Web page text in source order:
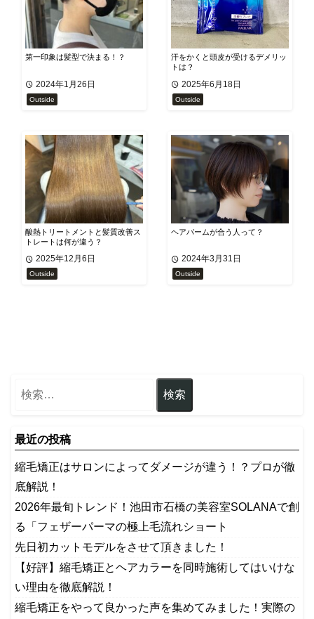
第一印象は髪型で決まる！？
2024年1月26日
Outside
汗をかくと頭皮が受けるデメリッ
トは？
2025年6月18日
Outside
酸熱トリートメントと髪質改善ス
トレートは何が違う？
2025年12月6日
Outside
ヘアバームが合う人って？
2024年3月31日
Outside
最近の投稿
縮毛矯正はサロンによってダメージが違う！？プロが徹
底解説！
2026年最旬トレンド！池田市石橋の美容室SOLANAで創
る「フェザーパーマの極上毛流れショート
先日初カットモデルをさせて頂きました！
【好評】縮毛矯正とヘアカラーを同時施術してはいけな
い理由を徹底解説！
縮毛矯正をやって良かった声を集めてみました！実際の